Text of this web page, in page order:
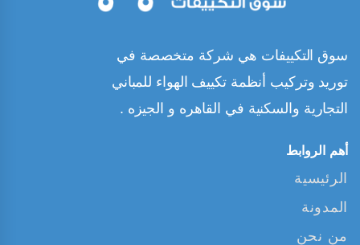
سوق التكييفات هي شركة متخصصة في
توريد وتركيب أنظمة تكييف الهواء للمباني
التجارية والسكنية في القاهره و الجيزه .
أهم الروابط
الرئيسية
المدونة
من نحن